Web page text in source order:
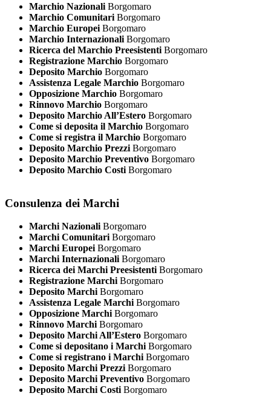
Marchio Nazionali Borgomaro
Marchio Comunitari Borgomaro
Marchio Europei Borgomaro
Marchio Internazionali Borgomaro
Ricerca del Marchio Preesistenti Borgomaro
Registrazione Marchio Borgomaro
Deposito Marchio Borgomaro
Assistenza Legale Marchio Borgomaro
Opposizione Marchio Borgomaro
Rinnovo Marchio Borgomaro
Deposito Marchio All’Estero Borgomaro
Come si deposita il Marchio Borgomaro
Come si registra il Marchio Borgomaro
Deposito Marchio Prezzi Borgomaro
Deposito Marchio Preventivo Borgomaro
Deposito Marchio Costi Borgomaro
Consulenza dei Marchi
Marchi Nazionali Borgomaro
Marchi Comunitari Borgomaro
Marchi Europei Borgomaro
Marchi Internazionali Borgomaro
Ricerca dei Marchi Preesistenti Borgomaro
Registrazione Marchi Borgomaro
Deposito Marchi Borgomaro
Assistenza Legale Marchi Borgomaro
Opposizione Marchi Borgomaro
Rinnovo Marchi Borgomaro
Deposito Marchi All’Estero Borgomaro
Come si depositano i Marchi Borgomaro
Come si registrano i Marchi Borgomaro
Deposito Marchi Prezzi Borgomaro
Deposito Marchi Preventivo Borgomaro
Deposito Marchi Costi Borgomaro